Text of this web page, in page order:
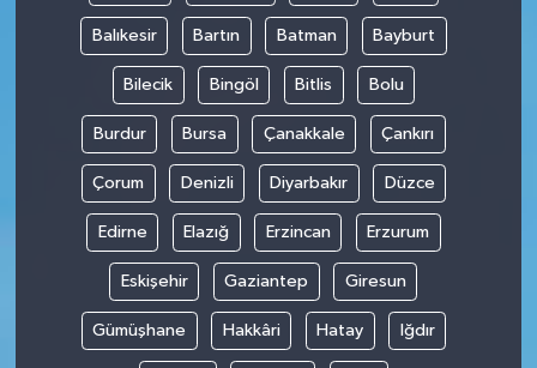
Balıkesir Bartın Batman Bayburt
Bilecik Bingöl Bitlis Bolu
Burdur Bursa Çanakkale Çankırı
Çorum Denizli Diyarbakır Düzce
Edirne Elazığ Erzincan Erzurum
Eskişehir Gaziantep Giresun
Gümüşhane Hakkâri Hatay Iğdır